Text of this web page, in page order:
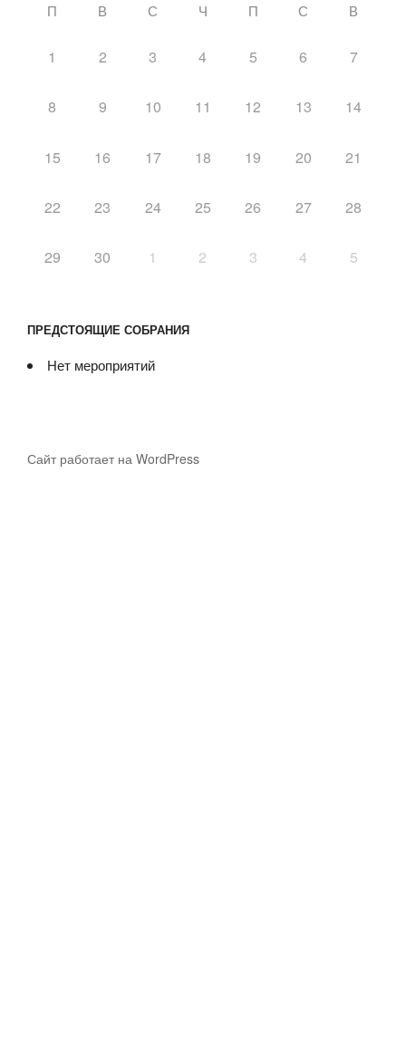
П В С Ч П С В
1 2 3 4 5 6 7
8 9 10 11 12 13 14
15 16 17 18 19 20 21
22 23 24 25 26 27 28
29 30 1 2 3 4 5
ПРЕДСТОЯЩИЕ СОБРАНИЯ
Нет мероприятий
Сайт работает на WordPress